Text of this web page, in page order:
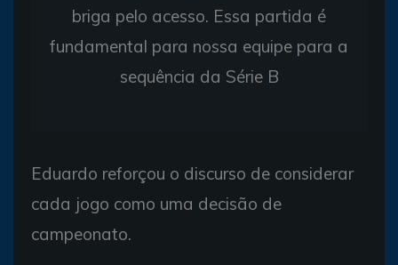
briga pelo acesso. Essa partida é
fundamental para nossa equipe para a
sequência da Série B
Eduardo reforçou o discurso de considerar
cada jogo como uma decisão de
campeonato.